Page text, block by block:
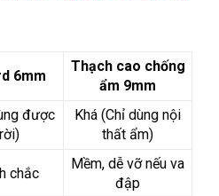
6mm
Thạch cao chống
ẩm 9mm
được
Khá (Chỉ dùng nội
thất ẩm)
chắc
Mềm, dễ vỡ nếu va
đập